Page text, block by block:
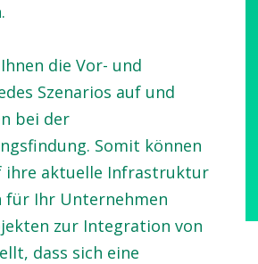
die Vor- und
Szenarios auf und
bei der
Somit können
ihre aktuelle Infrastruktur
für Ihr Unternehmen
zur Integration von
dass sich eine